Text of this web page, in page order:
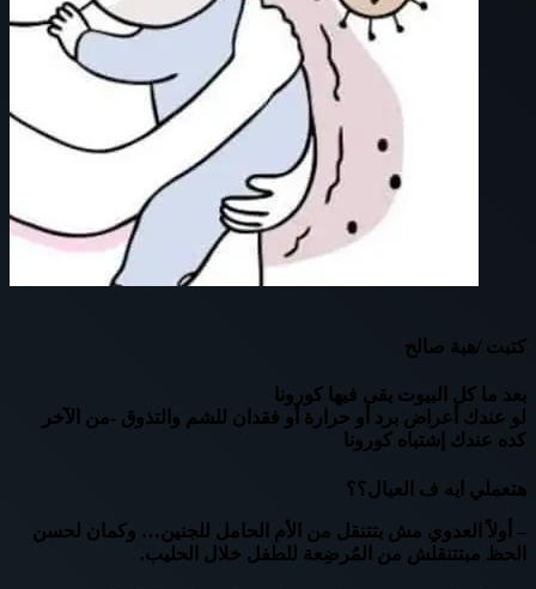
كتبت /هبة صالح
بعد ما كل البيوت بقى فيها كورونا
لو عندك أعراض برد أو حرارة أو فقدان للشم والتذوق -من الآخر
كده عندك إشتباه كورونا
هتعملي ايه ف العيال؟؟
– أولاً العدوي مش بتتنقل من الأم الحامل للجنين… وكمان لحسن
الحظ مبتتنقلش من المُرضِعة للطفل خلال الحليب.